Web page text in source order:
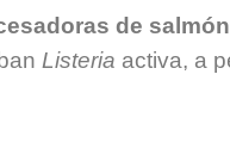
de
Listeria activa, a